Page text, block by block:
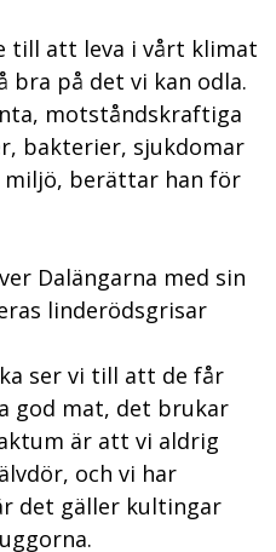
till att leva i vårt klimat
bra på det vi kan odla.
motståndskraftiga
bakterier, sjukdomar
berättar han för
Dalängarna med sin
linderödsgrisar
ser vi till att de får
god mat, det brukar
är att vi aldrig
och vi har
det gäller kultingar